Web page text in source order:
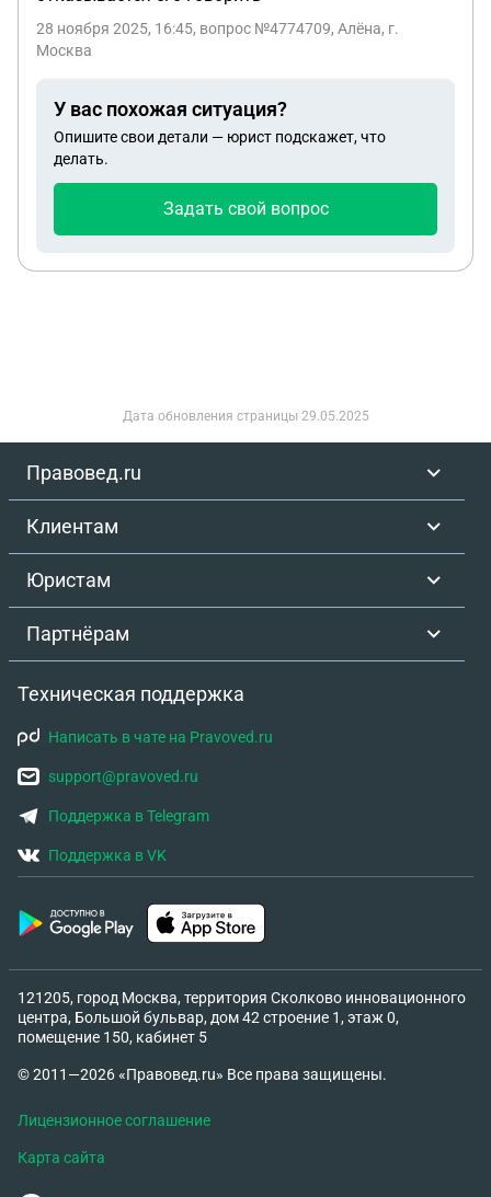
28 ноября 2025, 16:45, вопрос №4774709, Алёна, г.
Москва
У вас похожая ситуация?
Опишите свои детали — юрист подскажет, что
делать.
Задать свой вопрос
Дата обновления страницы 29.05.2025
Правовед.ru
Клиентам
Юристам
Партнёрам
Техническая поддержка
Написать в чате на Pravoved.ru
support@pravoved.ru
Поддержка в Telegram
Поддержка в VK
121205, город Москва, территория Сколково инновационного
центра, Большой бульвар, дом 42 строение 1, этаж 0,
помещение 150, кабинет 5
© 2011—2026 «Правовед.ru» Все права защищены.
Лицензионное соглашение
Карта сайта